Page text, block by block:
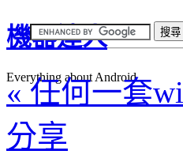
機器達人
Everything about Android
« 任何一套
分享